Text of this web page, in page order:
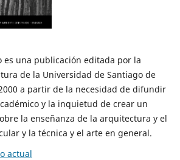
es una publicación editada por la
de la Universidad de Santiago de
a partir de la necesidad de difundir
y la inquietud de crear un
la enseñanza de la arquitectura y el
y la técnica y el arte en general.
actual